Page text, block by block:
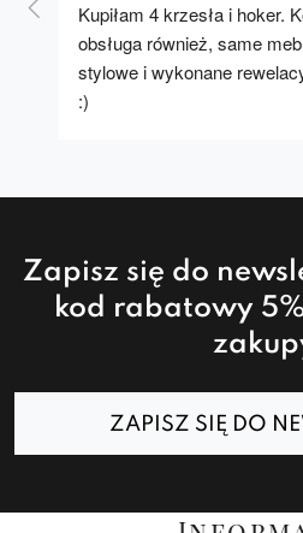
Kupiłam 4 krzesła i hoker.
obsługa również, same
stylowe i wykonane
:)
Zapisz się do
kod rabatowy
ZAPISZ SIĘ DO